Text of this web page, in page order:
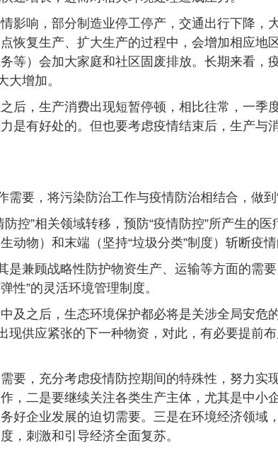
影响，部分制造业停工停产，交通出行下降，
恢复生产、扩大生产的过程中，会增加相应地
等）会加大家庭和社区固废排放。长期来看，
大增加。
后，生产消费出现短暂停顿，相比往常，一季
是有好处的。但也要考虑疫情结束后，生产与
要，将污染防治工作与疫情防治相结合，做到“
控”相关领域转移，预防“疫情防控”所产生的
动物）和末端（坚持“垃圾分类”制度）斩断疫情
是兼顾战略性防护物资生产、运输等方面的需
性”的灵活环境管理制度。
及之后，生态环境保护都必将是关涉全局安危
现供应紧张的下一种物资，对此，有必要提前
要，充分考虑疫情防控期间的特殊性，努力实
，二是要继续关注各类生产主体，尤其是中小
企业发展的迫切需要。三是在环境经济领域
，刺激和引导经济全面复苏。